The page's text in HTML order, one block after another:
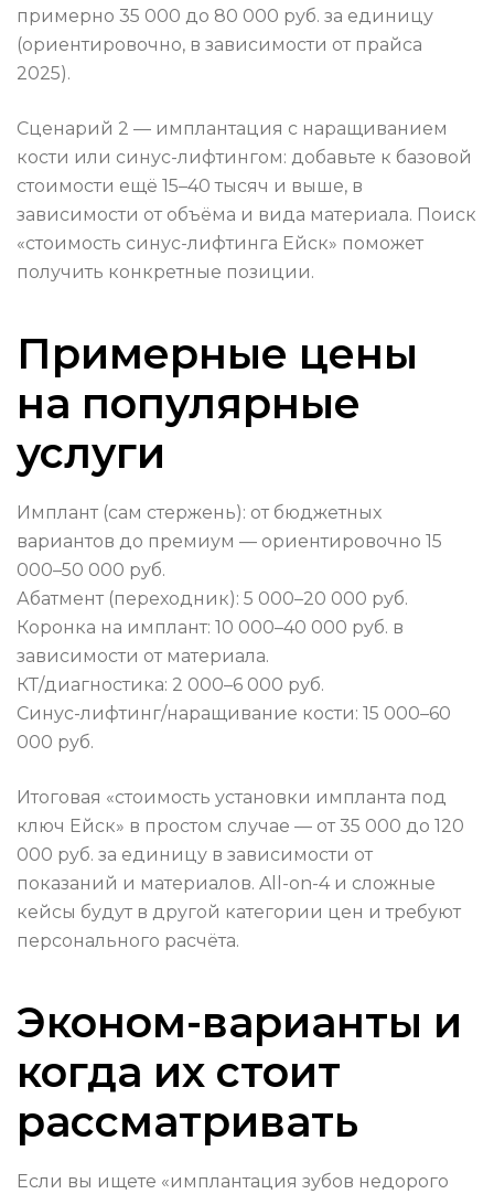
примерно 35 000 до 80 000 руб. за единицу
(ориентировочно, в зависимости от прайса
2025).
Сценарий 2 — имплантация с наращиванием
кости или синус-лифтингом: добавьте к базовой
стоимости ещё 15–40 тысяч и выше, в
зависимости от объёма и вида материала. Поиск
«стоимость синус-лифтинга Ейск» поможет
получить конкретные позиции.
Примерные цены
на популярные
услуги
Имплант (сам стержень): от бюджетных
вариантов до премиум — ориентировочно 15
000–50 000 руб.
Абатмент (переходник): 5 000–20 000 руб.
Коронка на имплант: 10 000–40 000 руб. в
зависимости от материала.
КТ/диагностика: 2 000–6 000 руб.
Синус-лифтинг/наращивание кости: 15 000–60
000 руб.
Итоговая «стоимость установки импланта под
ключ Ейск» в простом случае — от 35 000 до 120
000 руб. за единицу в зависимости от
показаний и материалов. All-on-4 и сложные
кейсы будут в другой категории цен и требуют
персонального расчёта.
Эконом-варианты и
когда их стоит
рассматривать
Если вы ищете «имплантация зубов недорого